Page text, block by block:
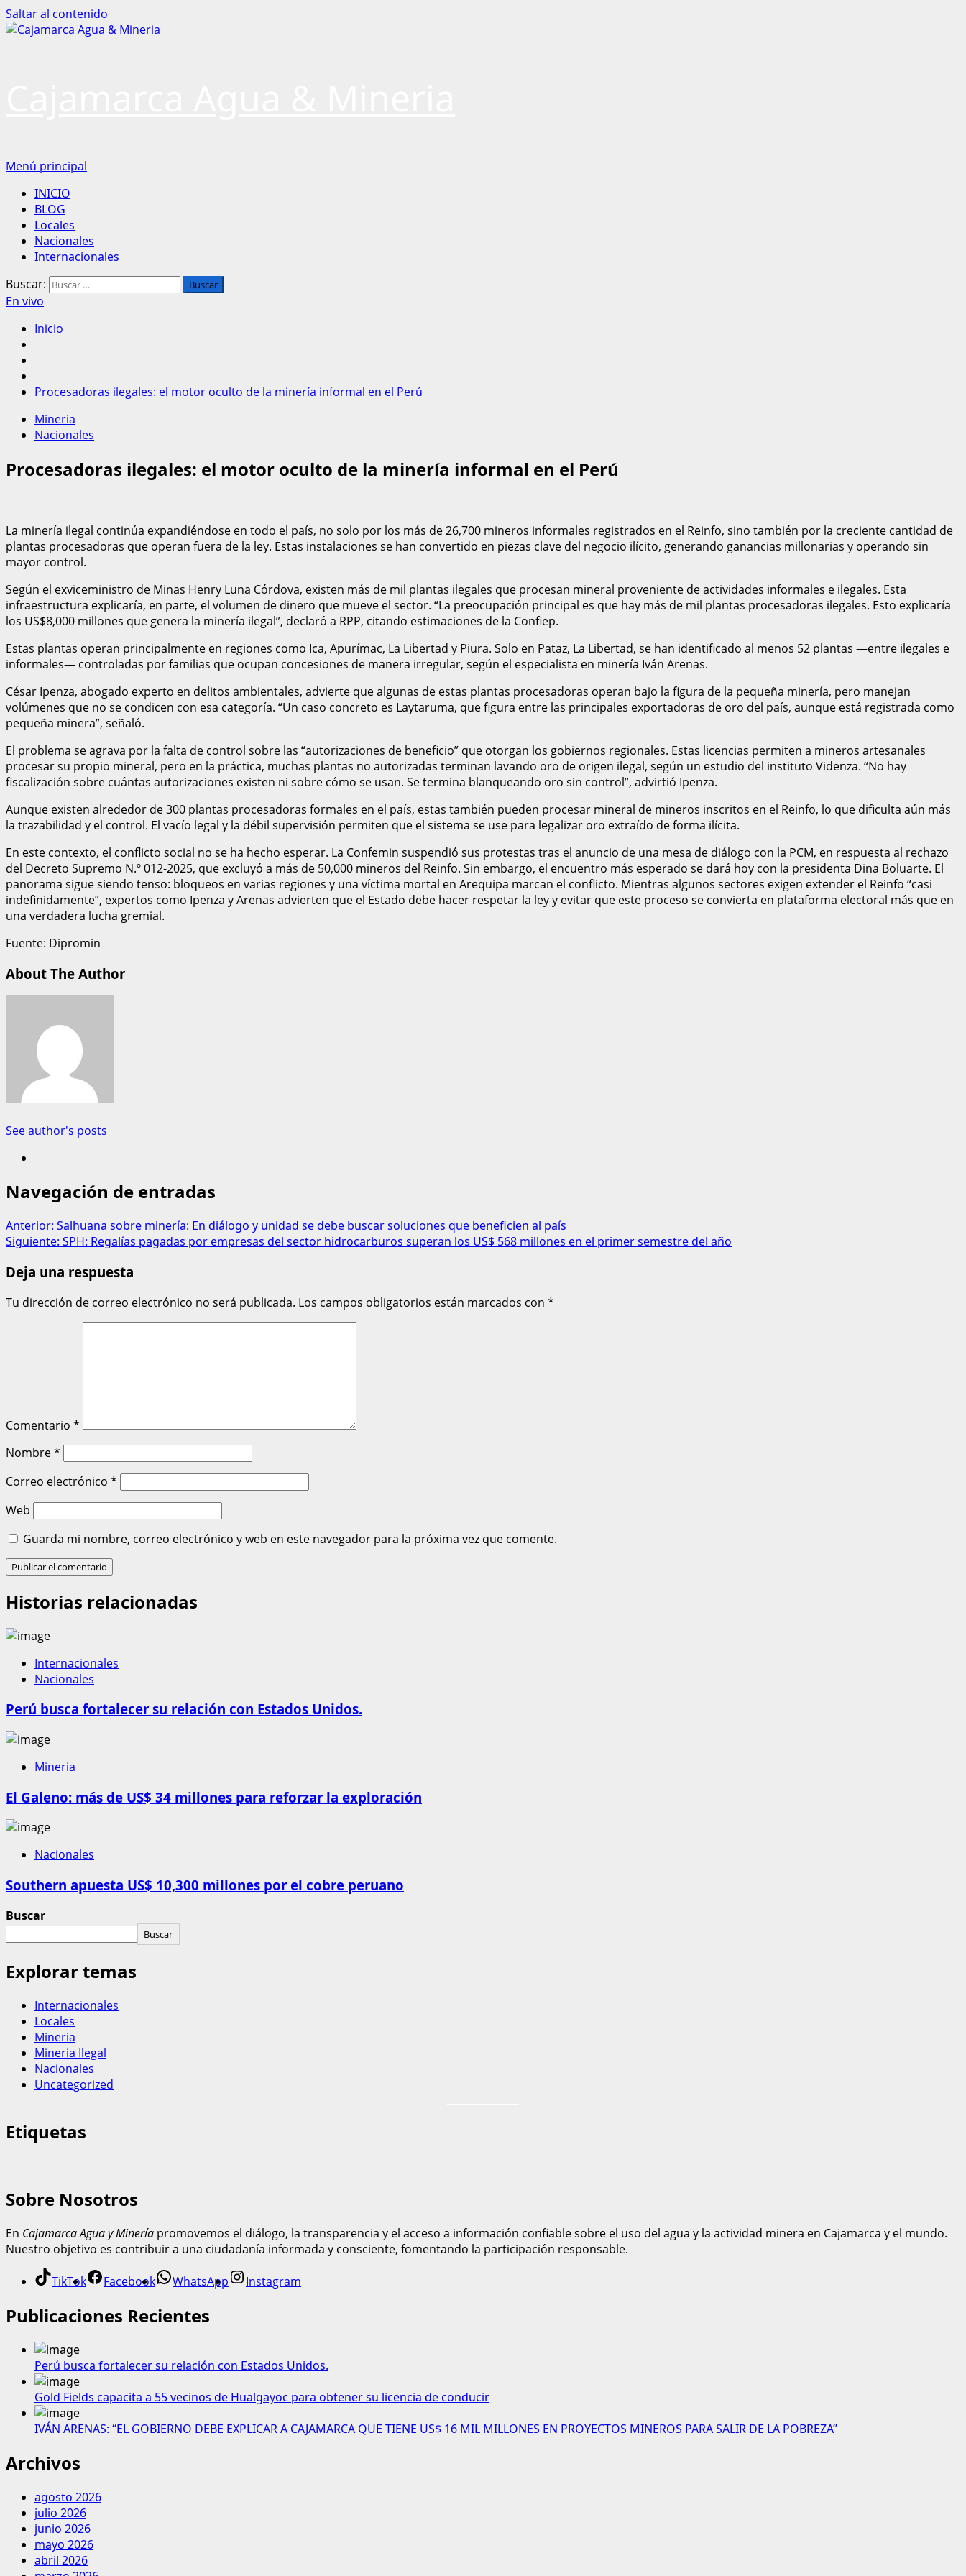
Saltar al contenido
Menú principal
INICIO
BLOG
Locales
Nacionales
Internacionales
Buscar:
En vivo
Inicio
Procesadoras ilegales: el motor oculto de la minería informal en el Perú
Mineria
Nacionales
Procesadoras ilegales: el motor oculto de la minería informal en el Perú
La minería ilegal continúa expandiéndose en todo el país, no solo por los más de 26,700 mineros informales registrados en el Reinfo, sino también por la creciente cantidad de
plantas procesadoras que operan fuera de la ley. Estas instalaciones se han convertido en piezas clave del negocio ilícito, generando ganancias millonarias y operando sin
mayor control.
Según el exviceministro de Minas Henry Luna Córdova, existen más de mil plantas ilegales que procesan mineral proveniente de actividades informales e ilegales. Esta
infraestructura explicaría, en parte, el volumen de dinero que mueve el sector. “La preocupación principal es que hay más de mil plantas procesadoras ilegales. Esto explicaría
los US$8,000 millones que genera la minería ilegal”, declaró a RPP, citando estimaciones de la Confiep.
Estas plantas operan principalmente en regiones como Ica, Apurímac, La Libertad y Piura. Solo en Pataz, La Libertad, se han identificado al menos 52 plantas —entre ilegales e
informales— controladas por familias que ocupan concesiones de manera irregular, según el especialista en minería Iván Arenas.
César Ipenza, abogado experto en delitos ambientales, advierte que algunas de estas plantas procesadoras operan bajo la figura de la pequeña minería, pero manejan
volúmenes que no se condicen con esa categoría. “Un caso concreto es Laytaruma, que figura entre las principales exportadoras de oro del país, aunque está registrada como
pequeña minera”, señaló.
El problema se agrava por la falta de control sobre las “autorizaciones de beneficio” que otorgan los gobiernos regionales. Estas licencias permiten a mineros artesanales
procesar su propio mineral, pero en la práctica, muchas plantas no autorizadas terminan lavando oro de origen ilegal, según un estudio del instituto Videnza. “No hay
fiscalización sobre cuántas autorizaciones existen ni sobre cómo se usan. Se termina blanqueando oro sin control”, advirtió Ipenza.
Aunque existen alrededor de 300 plantas procesadoras formales en el país, estas también pueden procesar mineral de mineros inscritos en el Reinfo, lo que dificulta aún más
la trazabilidad y el control. El vacío legal y la débil supervisión permiten que el sistema se use para legalizar oro extraído de forma ilícita.
En este contexto, el conflicto social no se ha hecho esperar. La Confemin suspendió sus protestas tras el anuncio de una mesa de diálogo con la PCM, en respuesta al rechazo
del Decreto Supremo N.º 012-2025, que excluyó a más de 50,000 mineros del Reinfo. Sin embargo, el encuentro más esperado se dará hoy con la presidenta Dina Boluarte. El
panorama sigue siendo tenso: bloqueos en varias regiones y una víctima mortal en Arequipa marcan el conflicto. Mientras algunos sectores exigen extender el Reinfo “casi
indefinidamente”, expertos como Ipenza y Arenas advierten que el Estado debe hacer respetar la ley y evitar que este proceso se convierta en plataforma electoral más que en
una verdadera lucha gremial.
Fuente: Dipromin
About The Author
See author's posts
Navegación de entradas
Anterior: Salhuana sobre minería: En diálogo y unidad se debe buscar soluciones que beneficien al país
Siguiente: SPH: Regalías pagadas por empresas del sector hidrocarburos superan los US$ 568 millones en el primer semestre del año
Deja una respuesta
Tu dirección de correo electrónico no será publicada. Los campos obligatorios están marcados con *
Comentario *
Nombre*
Correo electrónico *
Web
Guarda mi nombre, correo electrónico y web en este navegador para la próxima vez que comente.
Historias relacionadas
Internacionales
Nacionales
Perú busca fortalecer su relación con Estados Unidos.
Mineria
El Galeno: más de US$ 34 millones para reforzar la exploración
Nacionales
Southern apuesta US$ 10,300 millones por el cobre peruano
Buscar
Buscar
Explorar temas
Internacionales
Locales
Mineria
Mineria Ilegal
Nacionales
Uncategorized
Etiquetas
Sobre Nosotros
En Cajamarca Agua y Minería promovemos el diálogo, la transparencia y el acceso a información confiable sobre el uso del agua y la actividad minera en Cajamarca y el mundo.
Nuestro objetivo es contribuir a una ciudadanía informada y consciente, fomentando la participación responsable.
TikTok Facebook WhatsApp Instagram
Publicaciones Recientes
Perú busca fortalecer su relación con Estados Unidos.
Gold Fields capacita a 55 vecinos de Hualgayoc para obtener su licencia de conducir
IVÁN ARENAS: “EL GOBIERNO DEBE EXPLICAR A CAJAMARCA QUE TIENE US$ 16 MIL MILLONES EN PROYECTOS MINEROS PARA SALIR DE LA POBREZA”
Archivos
agosto 2026
julio 2026
junio 2026
mayo 2026
abril 2026